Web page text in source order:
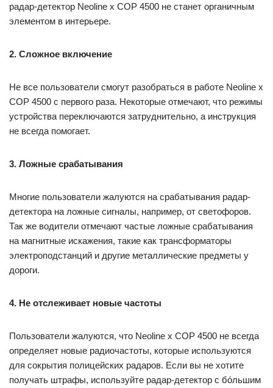
радар-детектор Neoline x COP 4500 не станет органичным
элементом в интерьере.
2. Сложное включение
Не все пользователи смогут разобраться в работе Neoline x
COP 4500 с первого раза. Некоторые отмечают, что режимы
устройства переключаются затруднительно, а инструкция
не всегда помогает.
3. Ложные срабатывания
Многие пользователи жалуются на срабатывания радар-
детектора на ложные сигналы, например, от светофоров.
Так же водители отмечают частые ложные срабатывания
на магнитные искажения, такие как трансформаторы
электроподстанций и другие металлические предметы у
дороги.
4. Не отслеживает новые частоты
Пользователи жалуются, что Neoline x COP 4500 не всегда
определяет новые радиочастоты, которые используются
для сокрытия полицейских радаров. Если вы не хотите
получать штрафы, используйте радар-детектор с бо́льшим